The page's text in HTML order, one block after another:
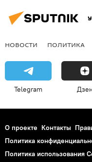
НОВОСТИ ПОЛИТИКА
Telegram Дзен
О проекте Контакты
Политика
Политика использования